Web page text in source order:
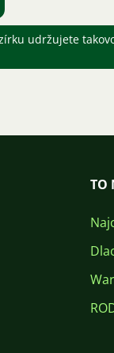
udržujete
TO